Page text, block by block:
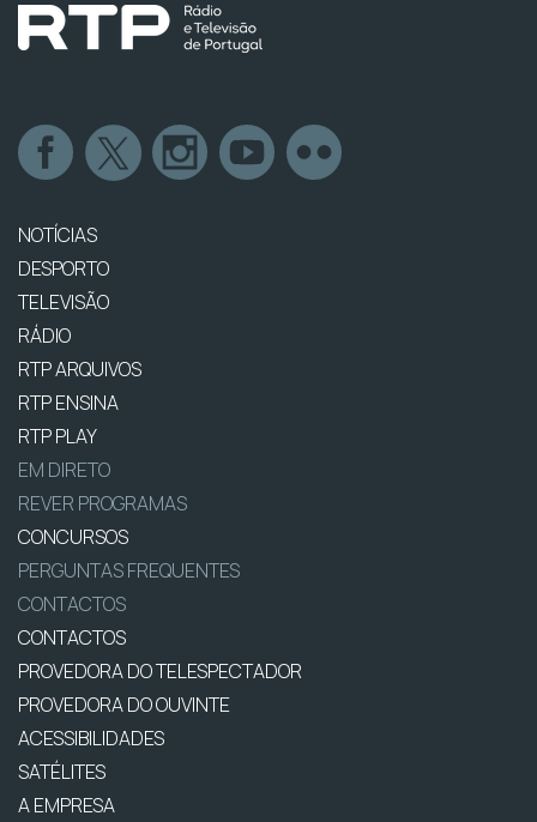
NOTÍCIAS
DESPORTO
TELEVISÃO
RÁDIO
RTP ARQUIVOS
RTP ENSINA
RTP PLAY
EM DIRETO
REVER PROGRAMAS
CONCURSOS
PERGUNTAS FREQUENTES
CONTACTOS
CONTACTOS
PROVEDORA DO TELESPECTADOR
PROVEDORA DO OUVINTE
ACESSIBILIDADES
SATÉLITES
A EMPRESA